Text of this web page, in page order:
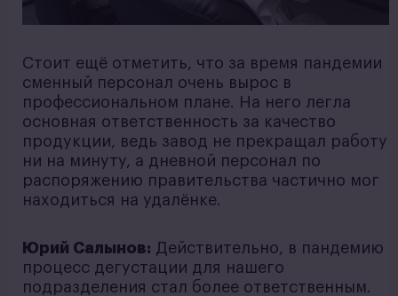
Стоит ещё отметить, что за время пандемии
сменный персонал очень вырос в
профессиональном плане. На него легла
основная ответственность за качество
продукции, ведь завод не прекращал работу
ни на минуту, а дневной персонал по
распоряжению правительства частично мог
находиться на удалёнке.
Юрий Салынов: Действительно, в пандемию
процесс дегустации для нашего
подразделения стал более ответственным.